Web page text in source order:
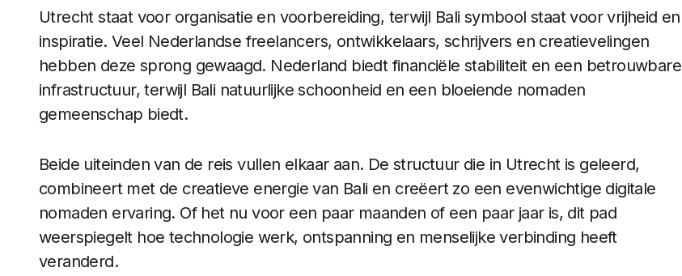
Utrecht staat voor organisatie en voorbereiding, terwijl Bali symbool staat voor vrijheid en
inspiratie. Veel Nederlandse freelancers, ontwikkelaars, schrijvers en creatievelingen
hebben deze sprong gewaagd. Nederland biedt financiële stabiliteit en een betrouwbare
infrastructuur, terwijl Bali natuurlijke schoonheid en een bloeiende nomaden
gemeenschap biedt.
Beide uiteinden van de reis vullen elkaar aan. De structuur die in Utrecht is geleerd,
combineert met de creatieve energie van Bali en creëert zo een evenwichtige digitale
nomaden ervaring. Of het nu voor een paar maanden of een paar jaar is, dit pad
weerspiegelt hoe technologie werk, ontspanning en menselijke verbinding heeft
veranderd.